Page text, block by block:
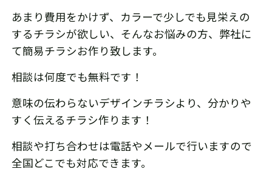
あまり費用をかけず、カラーで少しでも見栄えの
するチラシが欲しい、そんなお悩みの方、弊社に
て簡易チラシお作り致します。
相談は何度でも無料です！
意味の伝わらないデザインチラシより、分かりや
すく伝えるチラシ作ります！
相談や打ち合わせは電話やメールで行いますので
全国どこでも対応できます。